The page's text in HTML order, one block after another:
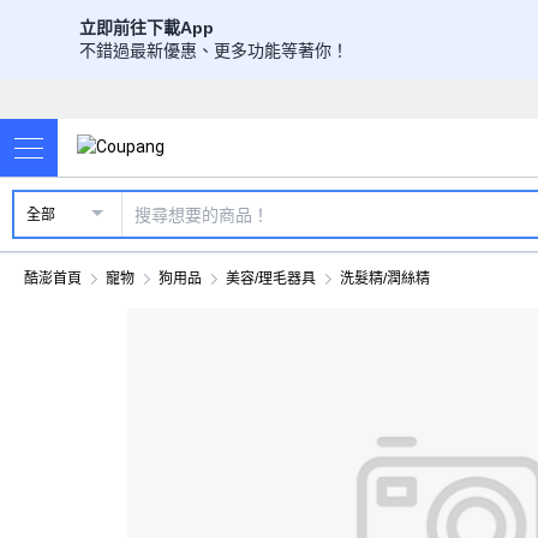
立即前往下載App
不錯過最新優惠、更多功能等著你！
全部
酷澎首頁 寵物 狗用品 美容/理毛器具 洗髮精/潤絲精